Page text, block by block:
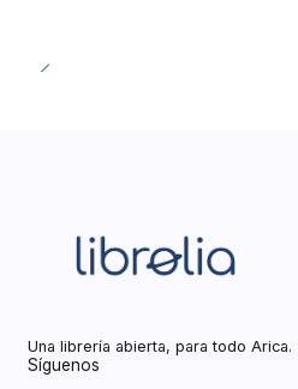
Una librería abierta, para todo Arica.
Síguenos